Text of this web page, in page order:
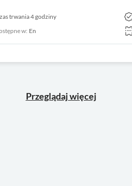
trwania4 godziny
w: En
Przeglądaj więcej